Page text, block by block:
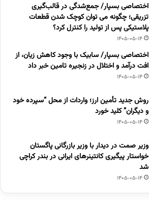
اختصاصی بسپار/ جمع‌شدگی در قالب‌گیری
تزریقی؛ چگونه می توان کوچک شدن قطعات
پلاستیکی پس از تولید را کنترل کرد؟
1405-05-14
اختصاصی بسپار/ سابیک با وجود کاهش زیان، از
افت درآمد و اختلال در زنجیره تامین خبر داد
1405-05-14
روش جدید تأمین ارز؛ واردات از محل “سپرده خود
و دیگران” کلید خورد
1405-05-14
وزیر صمت در دیدار با وزیر بازرگانی پاگستان
خواستار پیگیری کانتینرهای ایرانی در بندر کراچی
شد
1405-05-14